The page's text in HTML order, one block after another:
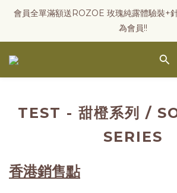
會員全單滿額送ROZOE 玫瑰純露體驗裝+
為會員!!
TEST - 甜橙系列 /
SERIES
香港銷售點